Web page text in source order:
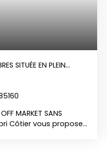
SITUÉE EN PLEIN
MARKET SANS
Côtier vous propose